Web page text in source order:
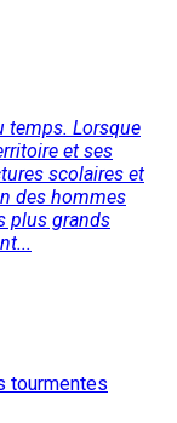
temps. Lorsque
et ses
scolaires et
des hommes
plus grands
tourmentes